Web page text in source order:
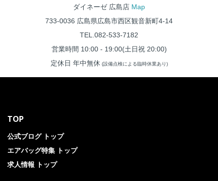
ダイネーゼ 広島店 Map
733-0036 広島県広島市西区観音新町4-14
TEL.082-533-7182
営業時間 10:00 - 19:00(土日祝 20:00)
定休日 年中無休(設備点検による臨時休業あり)
TOP
公式ブログ トップ
エアバッグ特集 トップ
求人情報 トップ